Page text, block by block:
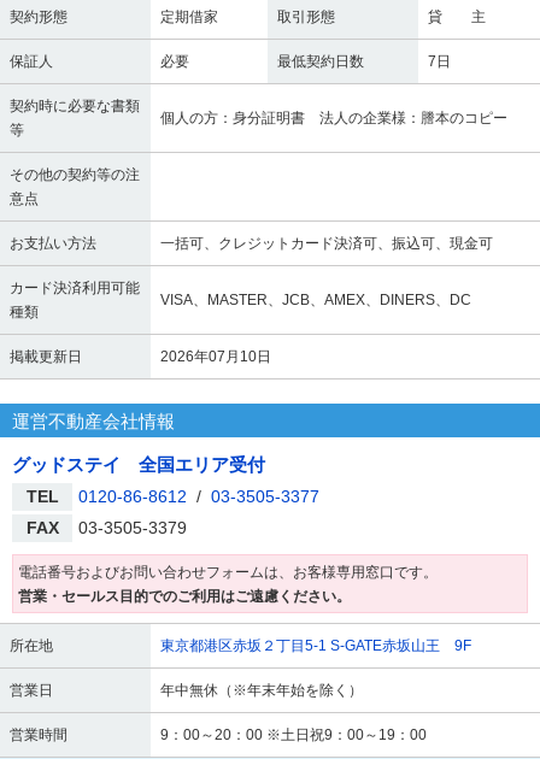
契約形態 定期借家 取引形態 貸 主
保証人 必要 最低契約日数 7日
契約時に必要な書類
等
個人の方：身分証明書 法人の企業様：謄本のコピー
その他の契約等の注
意点
お支払い方法 一括可、クレジットカード決済可、振込可、現金可
カード決済利用可能
種類
VISA、MASTER、JCB、AMEX、DINERS、DC
掲載更新日 2026年07月10日
運営不動産会社情報
グッドステイ 全国エリア受付
TEL 0120-86-8612 / 03-3505-3377
FAX
03-3505-3379
電話番号およびお問い合わせフォームは、お客様専用窓口です。
営業・セールス目的でのご利用はご遠慮ください。
所在地 東京都港区赤坂２丁目5-1 S-GATE赤坂山王 9F
営業日 年中無休（※年末年始を除く）
営業時間 9：00～20：00 ※土日祝9：00～19：00